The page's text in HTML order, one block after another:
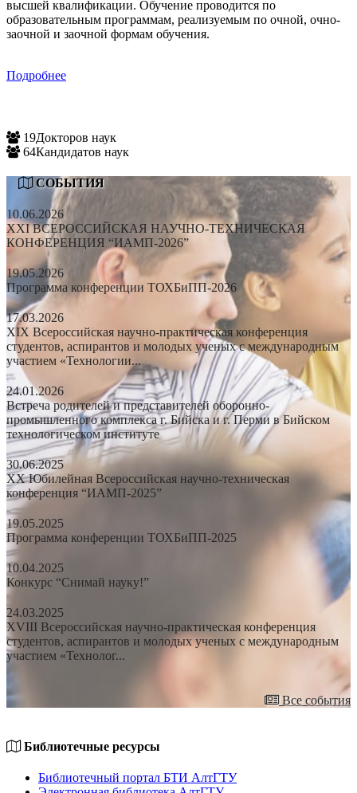
высшей квалификации. Обучение проводится по
образовательным программам, реализуемым по очной, очно-
заочной и заочной формам обучения.
Подробнее
19Докторов наук
64Кандидатов наук
СОБЫТИЯ
10.06.2026
XXI ВСЕРОССИЙСКАЯ НАУЧНО-ТЕХНИЧЕСКАЯ
КОНФЕРЕНЦИЯ “ИАМП-2026”
19.05.2026
Программа конференции ТОХБиПП-2026
17.03.2026
XIX Всероссийская научно-практическая конференция
студентов, аспирантов и молодых ученых с международным
участием «Технологии...
24.01.2026
Встреча родителей и представителей оборонно-
промышленного комплекса г. Бийска и г. Перми в Бийском
технологическом институте
30.06.2025
XX Юбилейная Всероссийская научно-техническая
конференция “ИАМП-2025”
19.05.2025
Программа конференции ТОХБиПП-2025
10.04.2025
Конкурс “Снимай науку!”
24.03.2025
XVIII Всероссийская научно-практическая конференция
студентов, аспирантов и молодых ученых с международным
участием «Технолог...
Все события
Библиотечные ресурсы
Библиотечный портал БТИ АлтГТУ